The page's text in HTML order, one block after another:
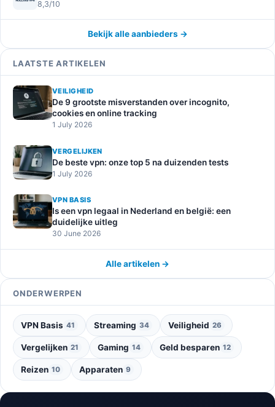
8,3/10
Bekijk alle aanbieders →
LAATSTE ARTIKELEN
VEILIGHEID
De 9 grootste misverstanden over incognito,
cookies en online tracking
1 July 2026
VERGELIJKEN
De beste vpn: onze top 5 na duizenden tests
1 July 2026
VPN BASIS
Is een vpn legaal in Nederland en belgië: een
duidelijke uitleg
30 June 2026
Alle artikelen →
ONDERWERPEN
VPN Basis 41 Streaming 34 Veiligheid 26
Vergelijken 21 Gaming 14 Geld besparen 12
Reizen 10 Apparaten 9